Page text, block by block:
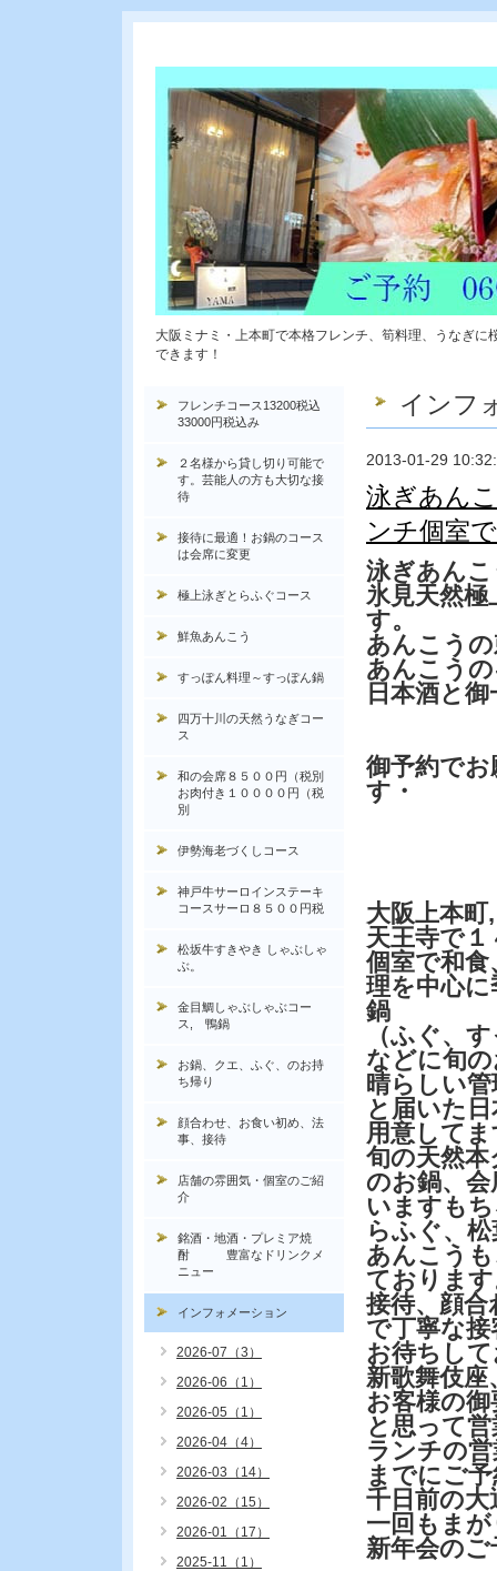
大阪ミナミ・上本町で本格フレンチ、筍料理、うなぎ
できます！
インフ
2013-01-29
泳ぎあん
ンチ個室
泳ぎあん
氷見天然
す。
あんこう
あんこう
日本酒と
御予約で
す・
大阪上本
天王寺で１
個室で和食
理を中心
鍋
（ふぐ、
などに旬
晴らしい
と届いた
用意して
旬の天然本
のお鍋、
いますも
らふぐ、
あんこう
ておりま
接待、顔
で丁寧な接
お待ちし
新歌舞伎
お客様の
と思って
ランチの
までにご
千日前の
一回もま
新年会の
フレンチコース13200税込
33000円税込み
２名様から貸し切り可能で
す。芸能人の方も大切な接
待
接待に最適！お鍋のコース
は会席に変更
極上泳ぎとらふぐコース
鮮魚あんこう
すっぽん料理～すっぽん鍋
四万十川の天然うなぎコー
ス
和の会席８５００円（税別
お肉付き１００００円（税
別
伊勢海老づくしコース
神戸牛サーロインステーキ
コースサーロ８５００円税
松坂牛すきやき しゃぶしゃ
ぶ。
金目鯛しゃぶしゃぶコー
ス, 鴨鍋
お鍋、クエ、ふぐ、のお持
ち帰り
顔合わせ、お食い初め、法
事、接待
店舗の雰囲気・個室のご紹
介
銘酒・地酒・プレミア焼
酎 豊富なドリンクメ
ニュー
インフォメーション
2026-07（3）
2026-06（1）
2026-05（1）
2026-04（4）
2026-03（14）
2026-02（15）
2026-01（17）
2025-11（1）